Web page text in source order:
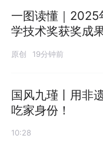
一图读懂｜2025
学技术奖获奖成
原创 19分钟前
国风九瑾丨用非
吃家身份！
10:28